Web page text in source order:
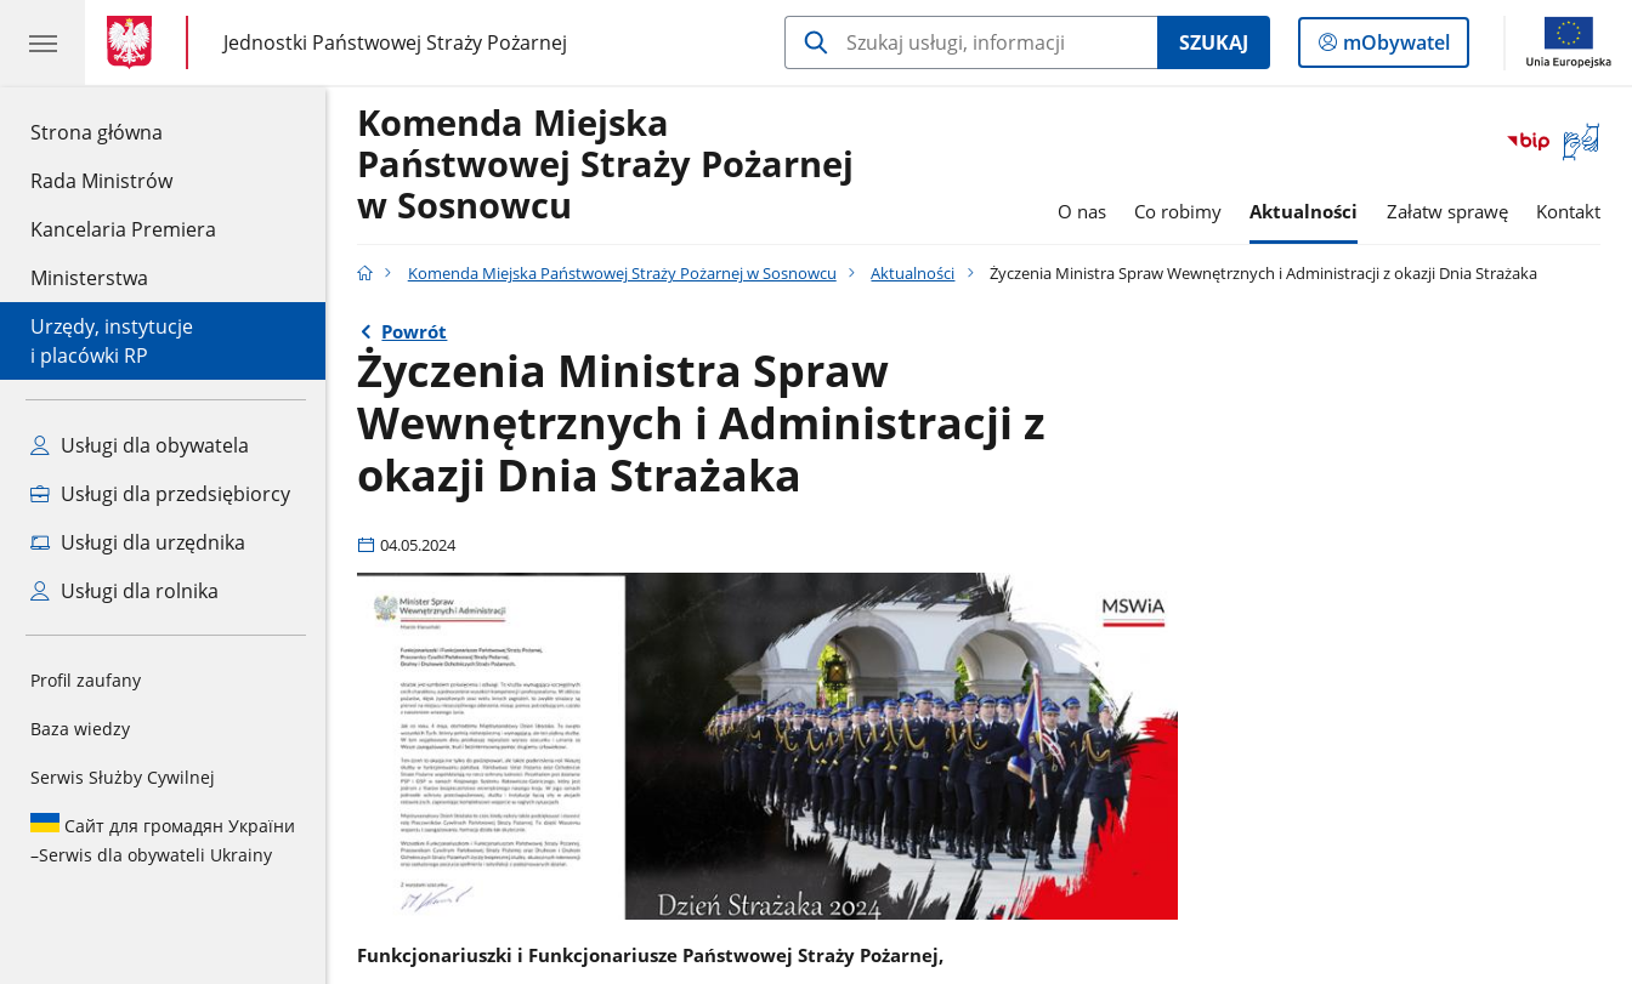
Strona główna
Rada Ministrów
Kancelaria Premiera
Ministerstwa
Urzędy, instytucje
i placówki RP
Usługi dla obywatela
Usługi dla przedsiębiorcy
Usługi dla urzędnika
Usługi dla rolnika
Profil zaufany
Baza wiedzy
Serwis Służby Cywilnej
Сайт для громадян України
–Serwis dla obywateli Ukrainy
gov.pl
gov.pl
Jednostki Państwowej Straży Pożarnej
gov.pl
Jednostki
Państwowej
SZUKAJ
Logowanie
do
mObywatel
Otwórz
okno
Komenda Miejska
Państwowej Straży Pożarnej
w Sosnowcu
O nas Co robimy Aktualności Załatw sprawę Kontakt
Komenda Miejska Państwowej Straży Pożarnej w Sosnowcu Aktualności Życzenia Ministra Spraw Wewnętrznych i Administracji z okazji Dnia Strażaka
Powrót
Życzenia Ministra Spraw
Wewnętrznych i Administracji z
okazji Dnia Strażaka
04.05.2024
Funkcjonariuszki i Funkcjonariusze Państwowej Straży Pożarnej,